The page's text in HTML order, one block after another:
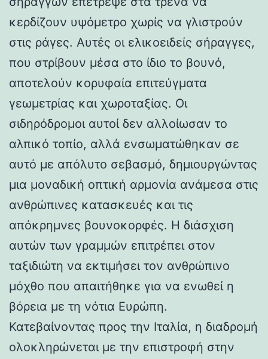
κερδίζουν υψόμετρο χωρίς να γλιστρούν
στις ράγες. Αυτές οι ελικοειδείς σήραγγες,
που στρίβουν μέσα στο ίδιο το βουνό,
αποτελούν κορυφαία επιτεύγματα
γεωμετρίας και χωροταξίας. Οι
σιδηρόδρομοι αυτοί δεν αλλοίωσαν το
αλπικό τοπίο, αλλά ενσωματώθηκαν σε
αυτό με απόλυτο σεβασμό, δημιουργώντας
μια μοναδική οπτική αρμονία ανάμεσα στις
ανθρώπινες κατασκευές και τις
απόκρημνες βουνοκορφές. Η διάσχιση
αυτών των γραμμών επιτρέπει στον
ταξιδιώτη να εκτιμήσει τον ανθρώπινο
μόχθο που απαιτήθηκε για να ενωθεί η
βόρεια με τη νότια Ευρώπη.
Κατεβαίνοντας προς την Ιταλία, η διαδρομή
ολοκληρώνεται με την επιστροφή στην